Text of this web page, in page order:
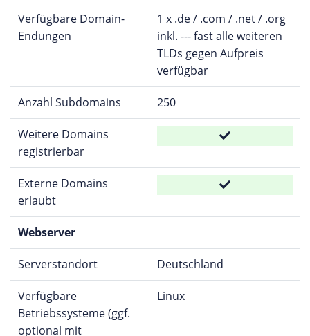
Verfügbare Domain-
Endungen
1 x .de / .com / .net / .org
inkl. --- fast alle weiteren
TLDs gegen Aufpreis
verfügbar
Anzahl Subdomains 250
Weitere Domains
registrierbar
Externe Domains
erlaubt
Webserver
Serverstandort Deutschland
Verfügbare
Betriebssysteme (ggf.
optional mit
Linux